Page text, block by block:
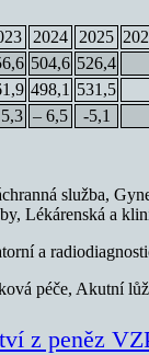
2024 2025
504,6 526,4
498,1 531,5
– 6,5 -5,1
služba,
Lékárenská a
a
péče, Akutní
z peněz